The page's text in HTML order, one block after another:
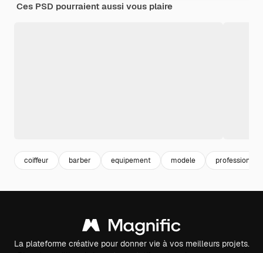
Ces PSD pourraient aussi vous plaire
coiffeur barber equipement modele profession
La plateforme créative pour donner vie à vos meilleurs projets.